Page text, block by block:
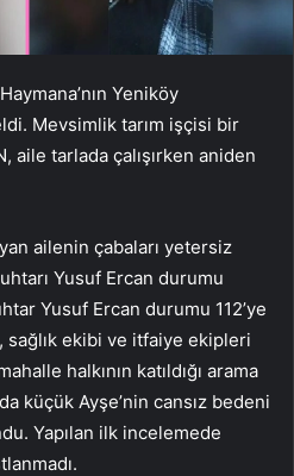
Yeniköy
Mevsimlik tarım işçisi bir
aile tarlada çalışırken aniden
ailenin çabaları yetersiz
Yusuf Ercan durumu
Yusuf Ercan durumu 112’ye
ekibi ve itfaiye ekipleri
halkının katıldığı arama
küçük Ayşe’nin cansız bedeni
Yapılan ilk incelemede